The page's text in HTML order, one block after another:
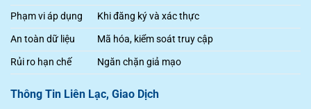
Phạm vi áp dụng
Khi đăng ký và xác thực
An toàn dữ liệu
Mã hóa, kiểm soát truy cập
Rủi ro hạn chế
Ngăn chặn giả mạo
Thông Tin Liên Lạc, Giao Dịch